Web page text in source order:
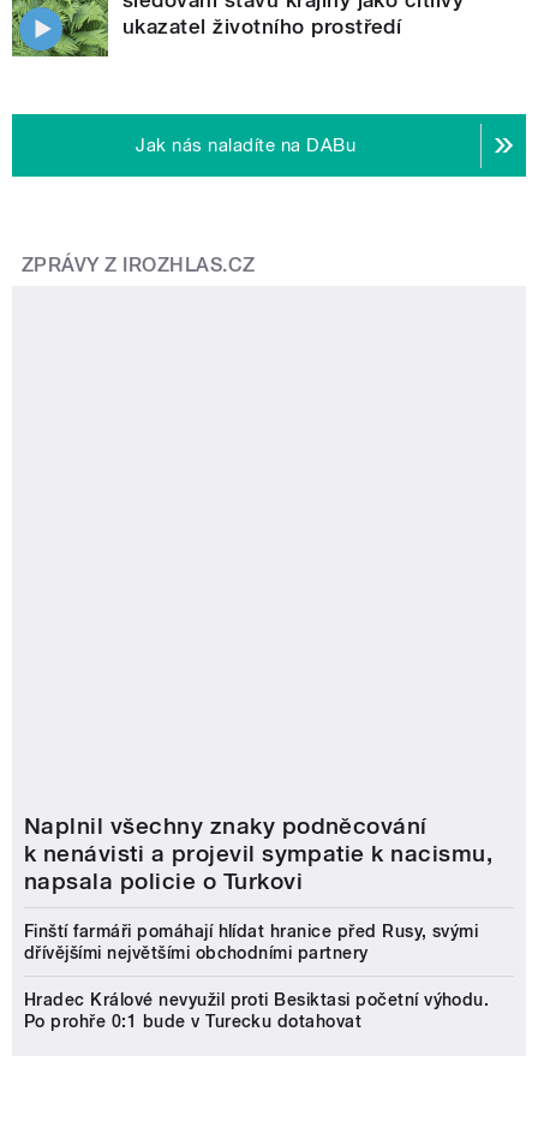
ukazatel životního prostředí
Jak nás naladíte na DABu
ZPRÁVY Z IROZHLAS.CZ
Hradec Králové nevyužil proti Besiktasi početní výhodu.
Po prohře 0:1 bude v Turecku dotahovat
Český rozhlas
O nás